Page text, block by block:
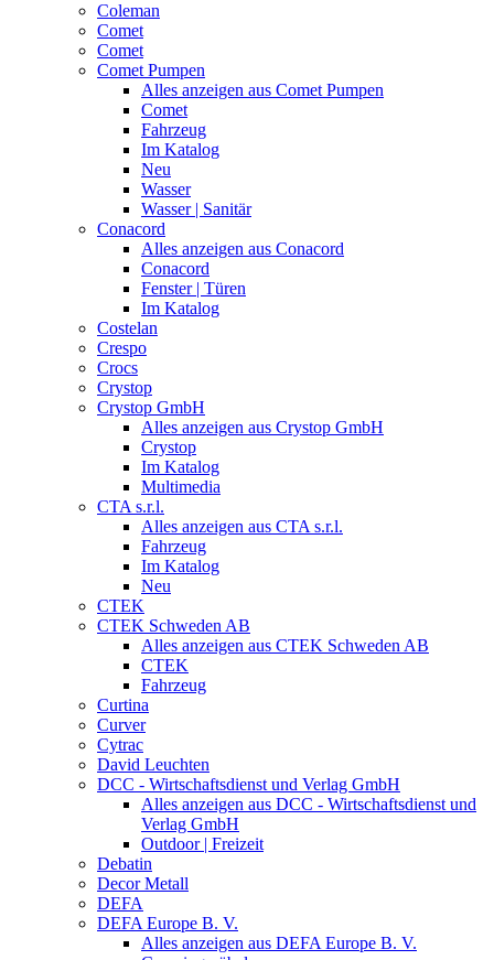
Coleman
Comet
Comet
Comet Pumpen
Alles anzeigen aus Comet Pumpen
Comet
Fahrzeug
Im Katalog
Neu
Wasser
Wasser | Sanitär
Conacord
Alles anzeigen aus Conacord
Conacord
Fenster | Türen
Im Katalog
Costelan
Crespo
Crocs
Crystop
Crystop GmbH
Alles anzeigen aus Crystop GmbH
Crystop
Im Katalog
Multimedia
CTA s.r.l.
Alles anzeigen aus CTA s.r.l.
Fahrzeug
Im Katalog
Neu
CTEK
CTEK Schweden AB
Alles anzeigen aus CTEK Schweden AB
CTEK
Fahrzeug
Curtina
Curver
Cytrac
David Leuchten
DCC - Wirtschaftsdienst und Verlag GmbH
Alles anzeigen aus DCC - Wirtschaftsdienst und
Verlag GmbH
Outdoor | Freizeit
Debatin
Decor Metall
DEFA
DEFA Europe B. V.
Alles anzeigen aus DEFA Europe B. V.